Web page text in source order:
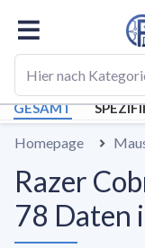
GESAMT
Homepage
Razer
78 Daten